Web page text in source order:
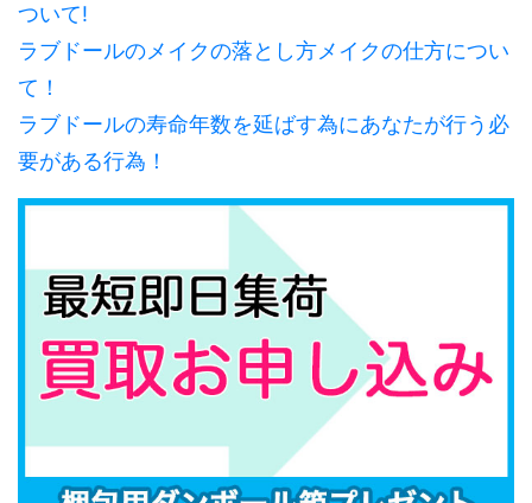
ついて!
ラブドールのメイクの落とし方メイクの仕方につい
て！
ラブドールの寿命年数を延ばす為にあなたが行う必
要がある行為！